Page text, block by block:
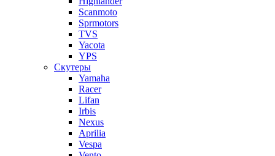
Scanmoto
Sprmotors
TVS
Yacota
YPS
Скутеры
Yamaha
Racer
Lifan
Irbis
Nexus
Aprilia
Vespa